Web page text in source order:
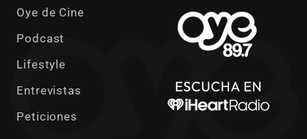
Oye de Cine
Podcast
Lifestyle
Entrevistas
Peticiones